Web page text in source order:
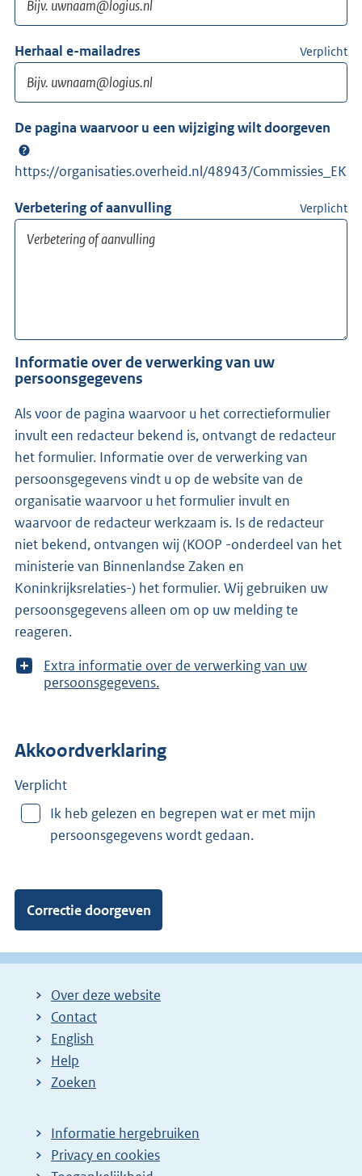
Herhaal e-mailadres Verplicht
De pagina waarvoor u een wijziging wilt doorgeven
https://organisaties.overheid.nl/48943/Commissies_EK
Verbetering of aanvulling Verplicht
Informatie over de verwerking van uw
persoonsgegevens
Als voor de pagina waarvoor u het correctieformulier
invult een redacteur bekend is, ontvangt de redacteur
het formulier. Informatie over de verwerking van
persoonsgegevens vindt u op de website van de
organisatie waarvoor u het formulier invult en
waarvoor de redacteur werkzaam is. Is de redacteur
niet bekend, ontvangen wij (KOOP -onderdeel van het
ministerie van Binnenlandse Zaken en
Koninkrijksrelaties-) het formulier. Wij gebruiken uw
persoonsgegevens alleen om op uw melding te
reageren.
T
o
e
r
n
Extra informatie over de verwerking van uw
persoonsgegevens.
Akkoordverklaring
Verplicht
Ik heb gelezen en begrepen wat er met mijn
persoonsgegevens wordt gedaan.
Over deze website
Contact
English
Help
Zoeken
Informatie hergebruiken
Privacy en cookies